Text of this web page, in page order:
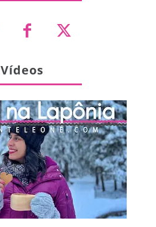
Vídeos